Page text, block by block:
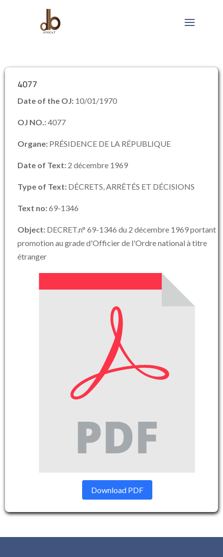
4077
Date of the OJ: 10/01/1970
OJ NO.:4077
Organe: PRÉSIDENCE DE LA RÉPUBLIQUE
Date of Text: 2 décembre 1969
Type of Text: DÉCRETS, ARRÊTÉS ET DÉCISIONS
Text no:69-1346
Object: DECRET.n° 69-1346 du 2 décembre 1969 portant
promotion au grade d'Officier de l'Ordre national à titre
étranger
Download PDF